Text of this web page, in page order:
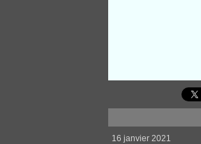
16 janvier 2021